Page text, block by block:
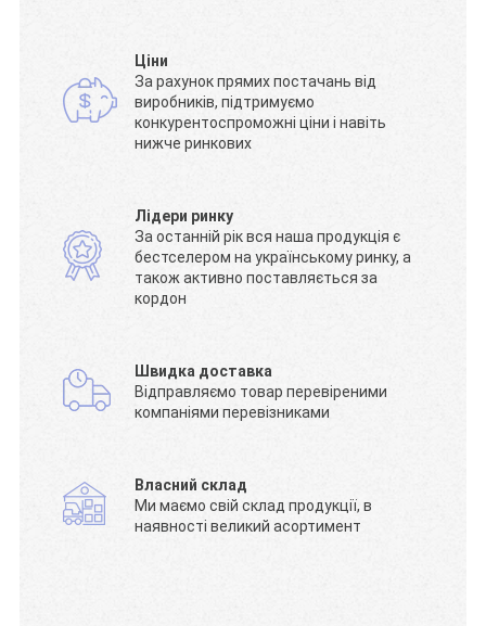
Ціни
За рахунок прямих постачань від
виробників, підтримуємо
конкурентоспроможні ціни і навіть
нижче ринкових
Лідери ринку
За останній рік вся наша продукція є
бестселером на українському ринку, а
також активно поставляється за
кордон
Швидка доставка
Відправляємо товар перевіреними
компаніями перевізниками
Власний склад
Ми маємо свій склад продукції, в
наявності великий асортимент